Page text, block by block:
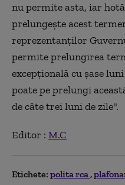
nu permite asta, iar
prelungește acest
reprezentanților
permite prelungirea
excepțională cu șase
poate pe prelungi
de câte trei luni de zile".
Editor : M.C
Etichete: polita rca